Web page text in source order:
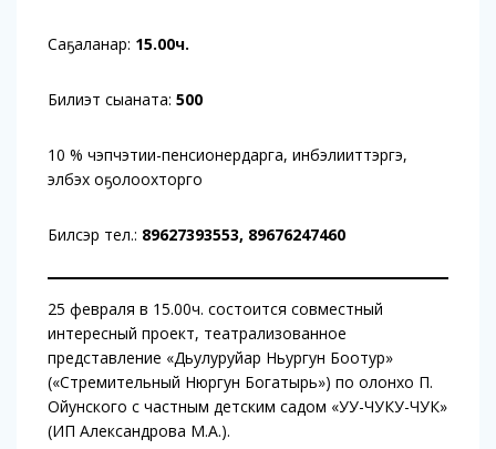
Саҕаланар: 15.00ч.
Билиэт сыаната: 500
10 % чэпчэтии-пенсионердарга, инбэлииттэргэ,
элбэх оҕолоохторго
Билсэр тел.: 89627393553, 89676247460
25 февраля в 15.00ч. состоится совместный
интересный проект, театрализованное
представление «Дьулуруйар Ньургун Боотур»
(«Стремительный Нюргун Богатырь») по олонхо П.
Ойунского с частным детским садом «УУ-ЧУКУ-ЧУК»
(ИП Александрова М.А.).